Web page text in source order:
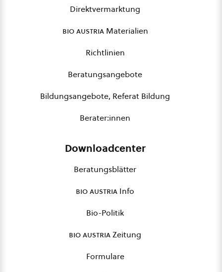
Direktvermarktung
bio austriaMaterialien
Richtlinien
Beratungsangebote
Bildungsangebote, Referat Bildung
Berater:innen
Downloadcenter
Beratungsblätter
bio austria Info
Bio-Politik
bio austriaZeitung
Formulare